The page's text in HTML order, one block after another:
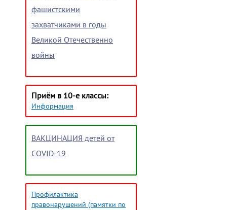
фашистскими
захватчиками в годы
Великой Отечественно
войны
Приём в 10-е классы:
Информация
ВАКЦИНАЦИЯ детей от
COVID-19
Профилактика
правонарушений (памятки по